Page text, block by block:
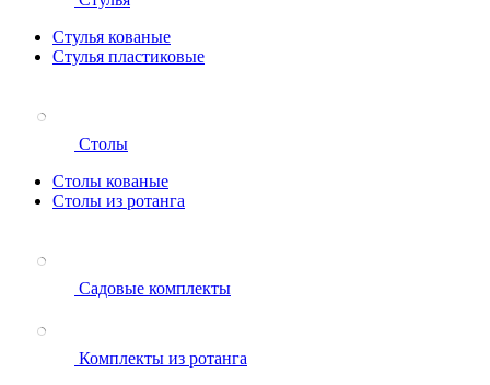
Стулья кованые
Стулья пластиковые
Столы
Столы кованые
Столы из ротанга
Садовые комплекты
Комплекты из ротанга